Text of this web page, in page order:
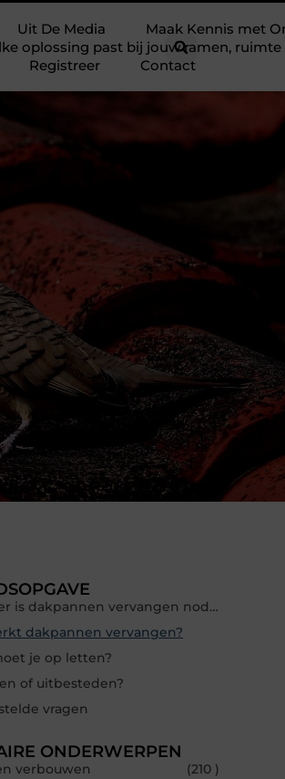
Uit De Media
Maak Kennis met
oplossing past bij jouw ramen,
Registreer
Contact
Wanneer is dakpannen vervangen nodig?
dakpannen vervangen?
je op letten?
of uitbesteden?
vragen
ONDERWERPEN
verbouwen
(210 )